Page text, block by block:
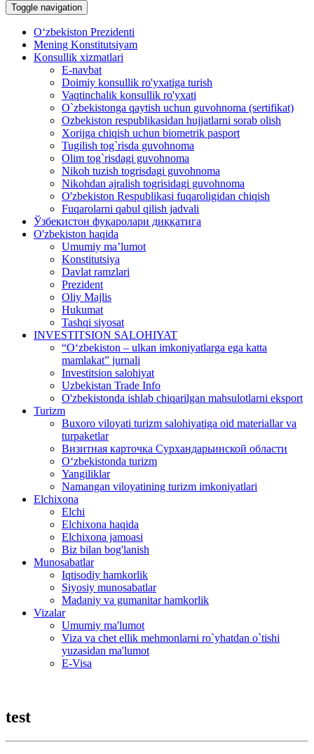
Toggle navigation
Oʻzbekiston Prezidenti
Mening Konstitutsiyam
Konsullik xizmatlari
E-navbat
Doimiy konsullik ro'yxatiga turish
Vaqtinchalik konsullik ro'yxati
O`zbekistonga qaytish uchun guvohnoma (sertifikat)
Ozbekiston respublikasidan hujjatlarni sorab olish
Xorijga chiqish uchun biometrik pasport
Tugilish tog`risda guvohnoma
Olim tog`risdagi guvohnoma
Nikoh tuzish togrisdagi guvohnoma
Nikohdan ajralish togrisidagi guvohnoma
O'zbekiston Respublikasi fuqaroligidan chiqish
Fuqarolarni qabul qilish jadvali
Ўзбекистон фуқаролари диққатига
O'zbekiston haqida
Umumiy ma’lumot
Konstitutsiya
Davlat ramzlari
Prezident
Oliy Majlis
Hukumat
Tashqi siyosat
INVESTITSION SALOHIYAT
“Oʻzbekiston – ulkan imkoniyatlarga ega katta
mamlakat” jurnali
Investitsion salohiyat
Uzbekistan Trade Info
O'zbekistonda ishlab chiqarilgan mahsulotlarni eksport
Turizm
Buxoro viloyati turizm salohiyatiga oid materiallar va
turpaketlar
Визитная карточка Сурхандарьинской области
Oʻzbekistonda turizm
Yangiliklar
Namangan viloyatining turizm imkoniyatlari
Elchixona
Elchi
Elchixona haqida
Elchixona jamoasi
Biz bilan bog'lanish
Munosabatlar
Iqtisodiy hamkorlik
Siyosiy munosabatlar
Madaniy va gumanitar hamkorlik
Vizalar
Umumiy ma'lumot
Viza va chet ellik mehmonlarni ro`yhatdan o`tishi
yuzasidan ma'lumot
E-Visa
test